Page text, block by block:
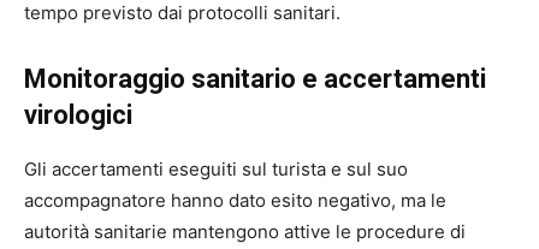
tempo previsto dai protocolli sanitari.
Monitoraggio sanitario e accertamenti
virologici
Gli accertamenti eseguiti sul turista e sul suo
accompagnatore hanno dato esito negativo, ma le
autorità sanitarie mantengono attive le procedure di